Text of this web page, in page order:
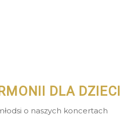
DLA DZIECI
o naszych koncertach